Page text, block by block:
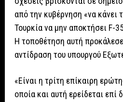
από την κυβέρνηση «να κάνει
Τουρκία να μην αποκτήσει F-
Η τοποθέτηση αυτή
αντίδραση του υπουργού
«Είναι η τρίτη επίκαιρη
οποία και αυτή ερείδεται